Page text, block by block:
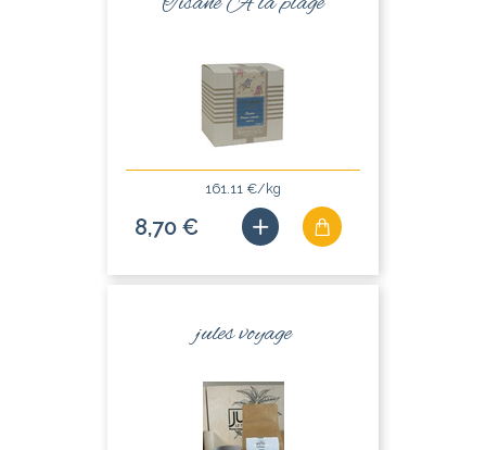
161.11 €/kg
8,70 €
jules voyage